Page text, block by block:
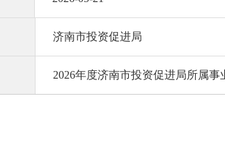
济南市投资促进局
2026年度济南市投资促进局所属